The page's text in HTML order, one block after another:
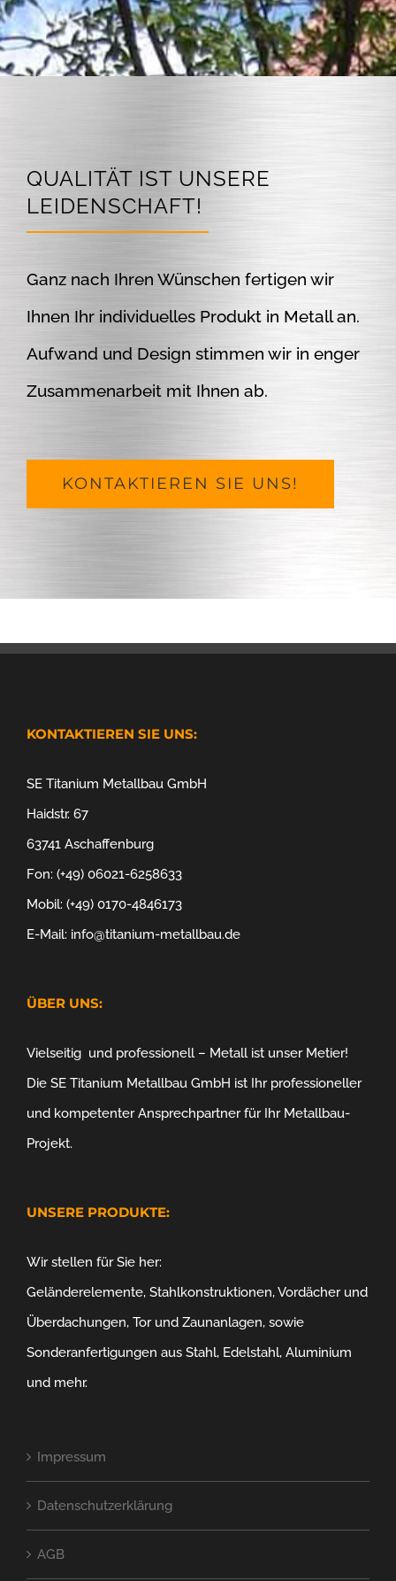
QUALITÄT IST UNSERE
LEIDENSCHAFT!
Ganz nach Ihren Wünschen fertigen wir
Ihnen Ihr individuelles Produkt in Metall an.
Aufwand und Design stimmen wir in enger
Zusammenarbeit mit Ihnen ab.
KONTAKTIEREN SIE UNS!
KONTAKTIEREN SIE UNS:
SE Titanium Metallbau GmbH
Haidstr. 67
63741 Aschaffenburg
Fon: (+49) 06021-6258633
Mobil: (+49) 0170-4846173
E-Mail: info@titanium-metallbau.de
ÜBER UNS:
Vielseitig und professionell – Metall ist unser Metier!
Die SE Titanium Metallbau GmbH ist Ihr professioneller
und kompetenter Ansprechpartner für Ihr Metallbau-
Projekt.
UNSERE PRODUKTE:
Wir stellen für Sie her:
Geländerelemente, Stahlkonstruktionen, Vordächer und
Überdachungen, Tor und Zaunanlagen, sowie
Sonderanfertigungen aus Stahl, Edelstahl, Aluminium
und mehr.
Impressum
Datenschutzerklärung
AGB